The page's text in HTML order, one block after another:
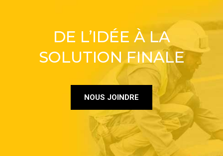
DE L’IDÉE À LA
SOLUTION FINALE
NOUS JOINDRE